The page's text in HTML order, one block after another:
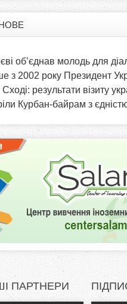
об’єднав молодь для
з 2002 року Президент
результати візиту
Курбан-байрам з
ПАРТНЕРИ